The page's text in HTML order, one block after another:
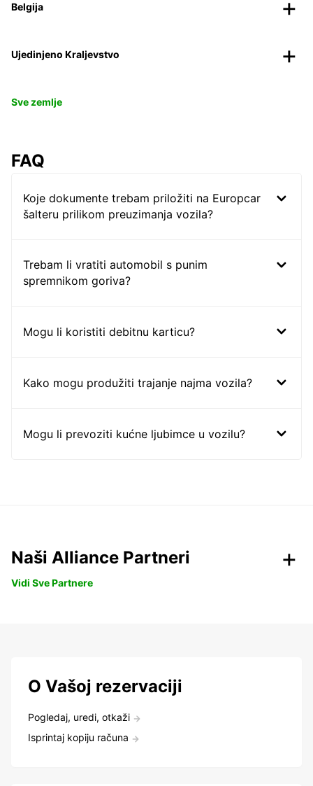
Belgija
Ujedinjeno Kraljevstvo
Sve zemlje
FAQ
Koje dokumente trebam priložiti na Europcar
šalteru prilikom preuzimanja vozila?
Trebam li vratiti automobil s punim
spremnikom goriva?
Mogu li koristiti debitnu karticu?
Kako mogu produžiti trajanje najma vozila?
Mogu li prevoziti kućne ljubimce u vozilu?
Naši Alliance Partneri
Vidi Sve Partnere
O Vašoj rezervaciji
Pogledaj, uredi, otkaži
Isprintaj kopiju računa